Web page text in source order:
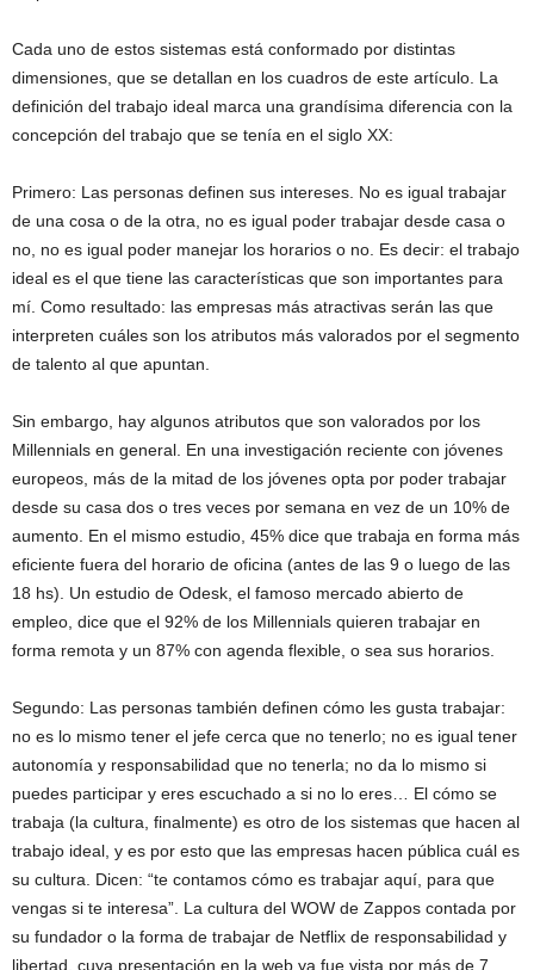
Cada uno de estos sistemas está conformado por distintas
dimensiones, que se detallan en los cuadros de este artículo. La
definición del trabajo ideal marca una grandísima diferencia con la
concepción del trabajo que se tenía en el siglo XX:
Primero: Las personas definen sus intereses. No es igual trabajar
de una cosa o de la otra, no es igual poder trabajar desde casa o
no, no es igual poder manejar los horarios o no. Es decir: el trabajo
ideal es el que tiene las características que son importantes para
mí. Como resultado: las empresas más atractivas serán las que
interpreten cuáles son los atributos más valorados por el segmento
de talento al que apuntan.
Sin embargo, hay algunos atributos que son valorados por los
Millennials en general. En una investigación reciente con jóvenes
europeos, más de la mitad de los jóvenes opta por poder trabajar
desde su casa dos o tres veces por semana en vez de un 10% de
aumento. En el mismo estudio, 45% dice que trabaja en forma más
eficiente fuera del horario de oficina (antes de las 9 o luego de las
18 hs). Un estudio de Odesk, el famoso mercado abierto de
empleo, dice que el 92% de los Millennials quieren trabajar en
forma remota y un 87% con agenda flexible, o sea sus horarios.
Segundo: Las personas también definen cómo les gusta trabajar:
no es lo mismo tener el jefe cerca que no tenerlo; no es igual tener
autonomía y responsabilidad que no tenerla; no da lo mismo si
puedes participar y eres escuchado a si no lo eres… El cómo se
trabaja (la cultura, finalmente) es otro de los sistemas que hacen al
trabajo ideal, y es por esto que las empresas hacen pública cuál es
su cultura. Dicen: “te contamos cómo es trabajar aquí, para que
vengas si te interesa”. La cultura del WOW de Zappos contada por
su fundador o la forma de trabajar de Netflix de responsabilidad y
libertad, cuya presentación en la web ya fue vista por más de 7